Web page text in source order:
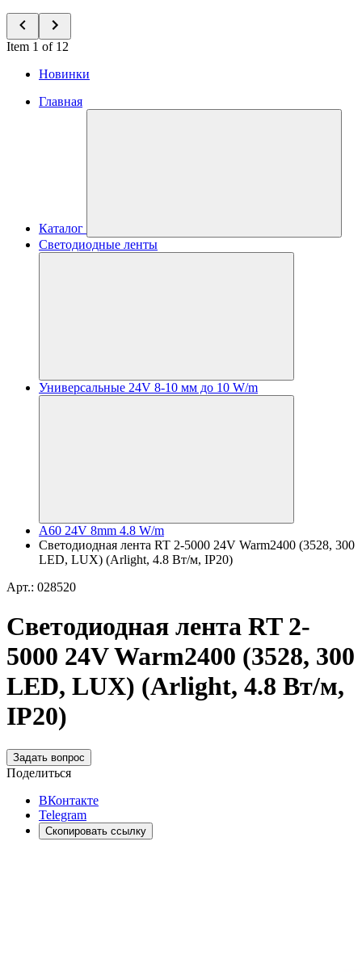
Item 1 of 12
Новинки
Главная
Каталог
Светодиодные ленты
Универсальные 24V 8-10 мм до 10 W/m
A60 24V 8mm 4.8 W/m
Светодиодная лента RT 2-5000 24V Warm2400 (3528, 300
LED, LUX) (Arlight, 4.8 Вт/м, IP20)
Арт.: 028520
Светодиодная лента RT 2-
5000 24V Warm2400 (3528, 300
LED, LUX) (Arlight, 4.8 Вт/м,
IP20)
Задать вопрос
Поделиться
ВКонтакте
Telegram
Скопировать ссылку